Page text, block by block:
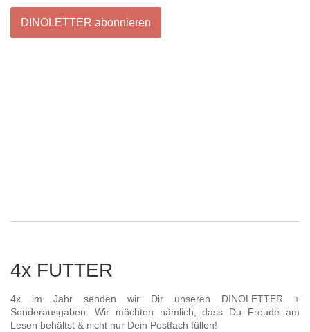
DINOLETTER abonnieren
4x FUTTER
4x im Jahr senden wir Dir unseren DINOLETTER +
Sonderausgaben. Wir möchten nämlich, dass Du Freude am
Lesen behältst & nicht nur Dein Postfach füllen!